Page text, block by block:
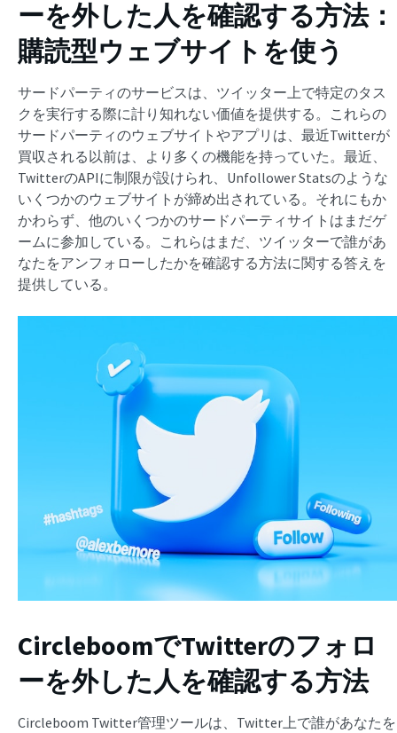
ーを外した人を確認する方法：
購読型ウェブサイトを使う
サードパーティのサービスは、ツイッター上で特定のタス
クを実行する際に計り知れない価値を提供する。これらの
サードパーティのウェブサイトやアプリは、最近Twitterが
買収される以前は、より多くの機能を持っていた。最近、
TwitterのAPIに制限が設けられ、Unfollower Statsのような
いくつかのウェブサイトが締め出されている。それにもか
かわらず、他のいくつかのサードパーティサイトはまだゲ
ームに参加している。これらはまだ、ツイッターで誰があ
なたをアンフォローしたかを確認する方法に関する答えを
提供している。
CircleboomでTwitterのフォロ
ーを外した人を確認する方法
Circleboom Twitter管理ツールは、Twitter上で誰があなたを